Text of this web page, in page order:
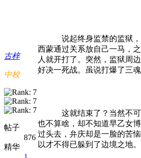
古梓
中校
帖子
876
精华
说起终身监禁的监狱
西蒙通过关系放自己一马，
人就开打了。突然，监狱周
好决一死战。虽说打爆了三
这就结束了？当然不
也不算啥，却不知道早乙女
过头去，弁庆却是一脸的苦
以才不得已躲到了边境之地